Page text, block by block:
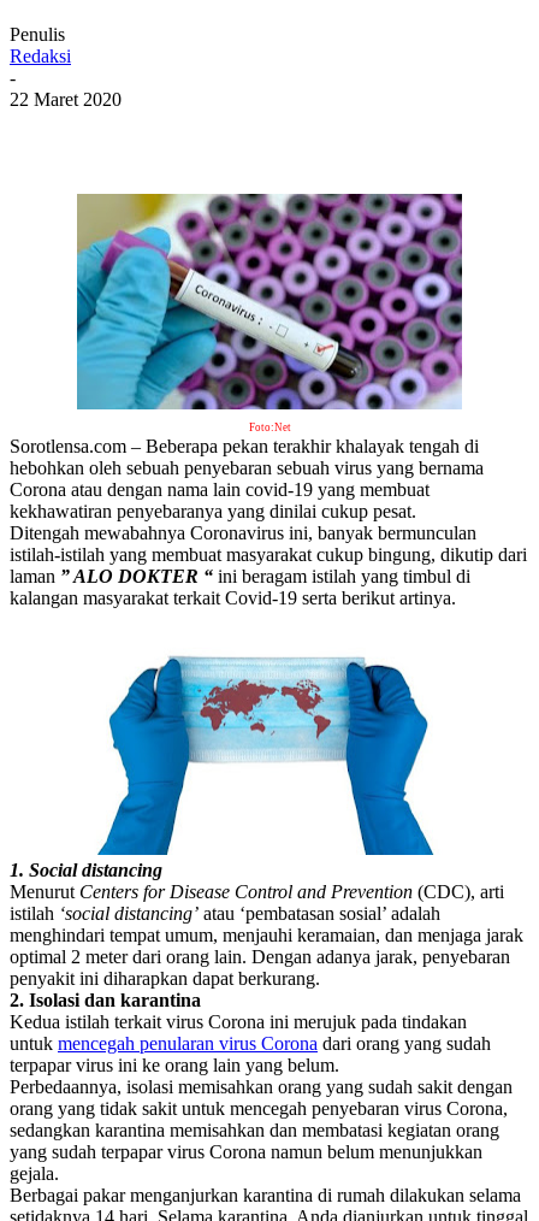
Penulis
Redaksi
-
22 Maret 2020
Foto:Net
Sorotlensa.com – Beberapa pekan terakhir khalayak tengah di
hebohkan oleh sebuah penyebaran sebuah virus yang bernama
Corona atau dengan nama lain covid-19 yang membuat
kekhawatiran penyebaranya yang dinilai cukup pesat.
Ditengah mewabahnya Coronavirus ini, banyak bermunculan
istilah-istilah yang membuat masyarakat cukup bingung, dikutip dari
laman ” ALO DOKTER “ ini beragam istilah yang timbul di
kalangan masyarakat terkait Covid-19 serta berikut artinya.
1. Social distancing
Menurut Centers for Disease Control and Prevention (CDC), arti
istilah ‘social distancing’ atau ‘pembatasan sosial’ adalah
menghindari tempat umum, menjauhi keramaian, dan menjaga jarak
optimal 2 meter dari orang lain. Dengan adanya jarak, penyebaran
penyakit ini diharapkan dapat berkurang.
2. Isolasi dan karantina
Kedua istilah terkait virus Corona ini merujuk pada tindakan
untuk mencegah penularan virus Corona dari orang yang sudah
terpapar virus ini ke orang lain yang belum.
Perbedaannya, isolasi memisahkan orang yang sudah sakit dengan
orang yang tidak sakit untuk mencegah penyebaran virus Corona,
sedangkan karantina memisahkan dan membatasi kegiatan orang
yang sudah terpapar virus Corona namun belum menunjukkan
gejala.
Berbagai pakar menganjurkan karantina di rumah dilakukan selama
setidaknya 14 hari. Selama karantina, Anda dianjurkan untuk tinggal